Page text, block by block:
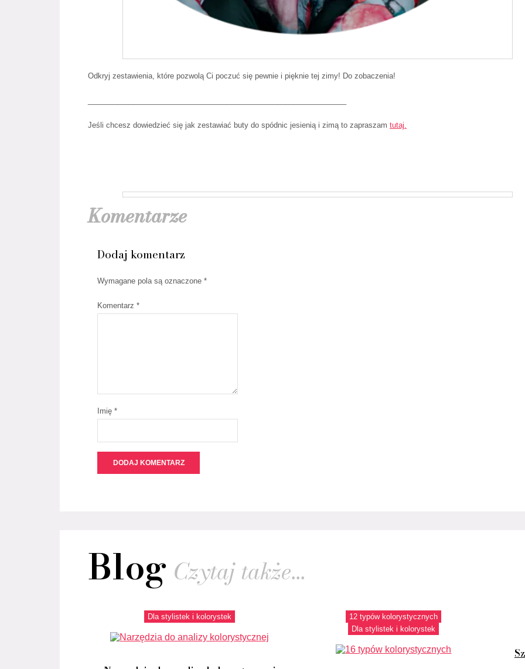
Odkryj zestawienia, które pozwolą Ci poczuć się pewnie i pięknie tej zimy! Do zobaczenia!
Jeśli chcesz dowiedzieć się jak zestawiać buty do spódnic jesienią i zimą to zapraszam tutaj.
Komentarze
Dodaj komentarz
Wymagane pola są oznaczone *
Komentarz *
Imię *
Blog Czytaj także...
Dla stylistek i kolorystek
12 typów kolorystycznych
Dla stylistek i kolorystek